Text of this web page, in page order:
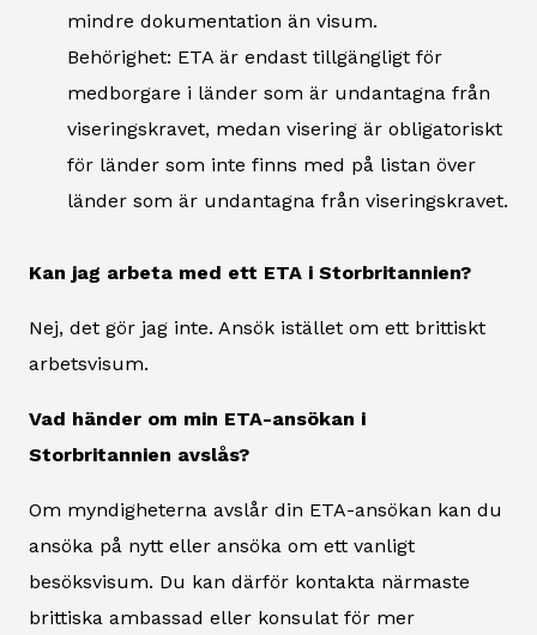
mindre dokumentation än visum.
Behörighet: ETA är endast tillgängligt för
medborgare i länder som är undantagna från
viseringskravet, medan visering är obligatoriskt
för länder som inte finns med på listan över
länder som är undantagna från viseringskravet.
Kan jag arbeta med ett ETA i Storbritannien?
Nej, det gör jag inte. Ansök istället om ett brittiskt
arbetsvisum.
Vad händer om min ETA-ansökan i
Storbritannien avslås?
Om myndigheterna avslår din ETA-ansökan kan du
ansöka på nytt eller ansöka om ett vanligt
besöksvisum. Du kan därför kontakta närmaste
brittiska ambassad eller konsulat för mer